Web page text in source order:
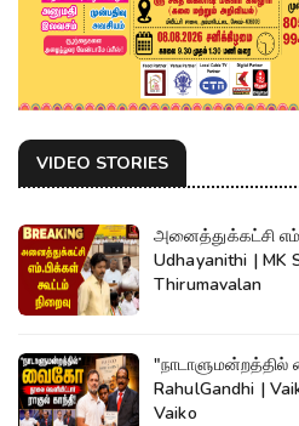
VIDEO STORIES
அனைத்துக்கட்சி
Udhayanithi | MK
Thirumavalan
RahulGandhi |
Vaiko